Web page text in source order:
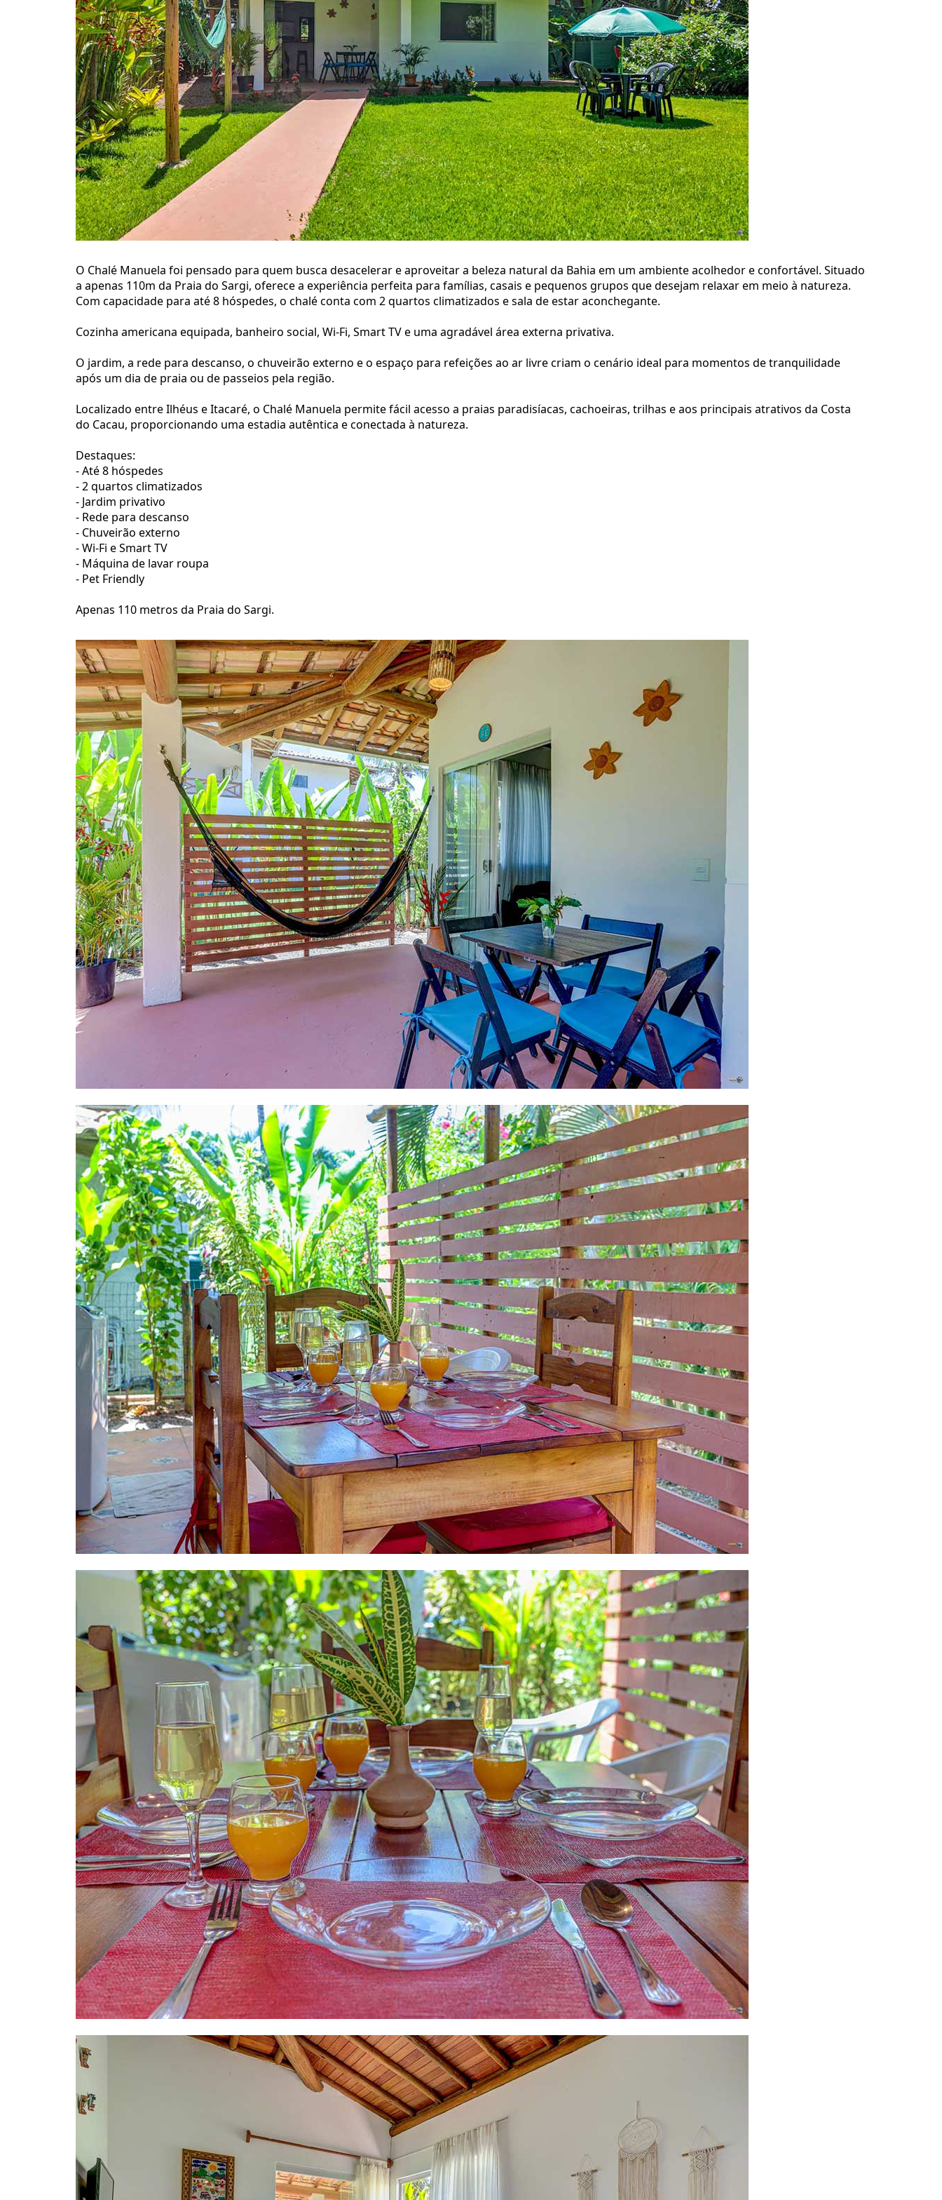
O Chalé Manuela foi pensado para quem busca desacelerar e aproveitar a beleza natural da Bahia em um ambiente acolhedor e confortável. Situado
a apenas 110m da Praia do Sargi, oferece a experiência perfeita para famílias, casais e pequenos grupos que desejam relaxar em meio à natureza.
Com capacidade para até 8 hóspedes, o chalé conta com 2 quartos climatizados e sala de estar aconchegante.
Cozinha americana equipada, banheiro social, Wi-Fi, Smart TV e uma agradável área externa privativa.
O jardim, a rede para descanso, o chuveirão externo e o espaço para refeições ao ar livre criam o cenário ideal para momentos de tranquilidade
após um dia de praia ou de passeios pela região.
Localizado entre Ilhéus e Itacaré, o Chalé Manuela permite fácil acesso a praias paradisíacas, cachoeiras, trilhas e aos principais atrativos da Costa
do Cacau, proporcionando uma estadia autêntica e conectada à natureza.
Destaques:
- Até 8 hóspedes
- 2 quartos climatizados
- Jardim privativo
- Rede para descanso
- Chuveirão externo
- Wi-Fi e Smart TV
- Máquina de lavar roupa
- Pet Friendly
Apenas 110 metros da Praia do Sargi.